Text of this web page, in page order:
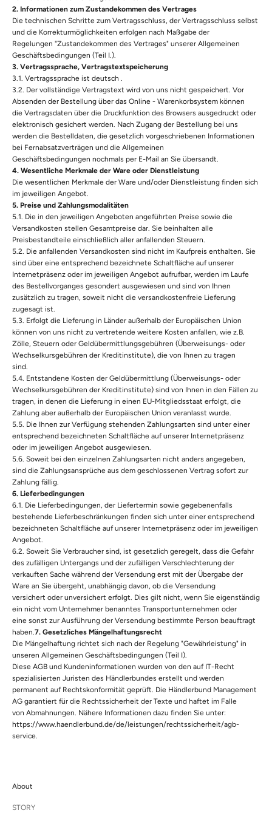
2. Informationen zum Zustandekommen des Vertrages
Die technischen Schritte zum Vertragsschluss, der Vertragsschluss selbst
und die Korrekturmöglichkeiten erfolgen nach Maßgabe der
Regelungen "Zustandekommen des Vertrages" unserer Allgemeinen
Geschäftsbedingungen (Teil I.).
3. Vertragssprache, Vertragstextspeicherung
3.1. Vertragssprache ist deutsch .
3.2. Der vollständige Vertragstext wird von uns nicht gespeichert. Vor
Absenden der Bestellung über das Online - Warenkorbsystem können
die Vertragsdaten über die Druckfunktion des Browsers ausgedruckt oder
elektronisch gesichert werden. Nach Zugang der Bestellung bei uns
werden die Bestelldaten, die gesetzlich vorgeschriebenen Informationen
bei Fernabsatzverträgen und die Allgemeinen
Geschäftsbedingungen nochmals per E-Mail an Sie übersandt.
4. Wesentliche Merkmale der Ware oder Dienstleistung
Die wesentlichen Merkmale der Ware und/oder Dienstleistung finden sich
im jeweiligen Angebot.
5. Preise und Zahlungsmodalitäten
5.1. Die in den jeweiligen Angeboten angeführten Preise sowie die
Versandkosten stellen Gesamtpreise dar. Sie beinhalten alle
Preisbestandteile einschließlich aller anfallenden Steuern.
5.2. Die anfallenden Versandkosten sind nicht im Kaufpreis enthalten. Sie
sind über eine entsprechend bezeichnete Schaltfläche auf unserer
Internetpräsenz oder im jeweiligen Angebot aufrufbar, werden im Laufe
des Bestellvorganges gesondert ausgewiesen und sind von Ihnen
zusätzlich zu tragen, soweit nicht die versandkostenfreie Lieferung
zugesagt ist.
5.3. Erfolgt die Lieferung in Länder außerhalb der Europäischen Union
können von uns nicht zu vertretende weitere Kosten anfallen, wie z.B.
Zölle, Steuern oder Geldübermittlungsgebühren (Überweisungs- oder
Wechselkursgebühren der Kreditinstitute), die von Ihnen zu tragen
sind.
5.4. Entstandene Kosten der Geldübermittlung (Überweisungs- oder
Wechselkursgebühren der Kreditinstitute) sind von Ihnen in den Fällen zu
tragen, in denen die Lieferung in einen EU-Mitgliedsstaat erfolgt, die
Zahlung aber außerhalb der Europäischen Union veranlasst wurde.
5.5. Die Ihnen zur Verfügung stehenden Zahlungsarten sind unter einer
entsprechend bezeichneten Schaltfläche auf unserer Internetpräsenz
oder im jeweiligen Angebot ausgewiesen.
5.6. Soweit bei den einzelnen Zahlungsarten nicht anders angegeben,
sind die Zahlungsansprüche aus dem geschlossenen Vertrag sofort zur
Zahlung fällig.
6. Lieferbedingungen
6.1. Die Lieferbedingungen, der Liefertermin sowie gegebenenfalls
bestehende Lieferbeschränkungen finden sich unter einer entsprechend
bezeichneten Schaltfläche auf unserer Internetpräsenz oder im jeweiligen
Angebot.
6.2. Soweit Sie Verbraucher sind, ist gesetzlich geregelt, dass die Gefahr
des zufälligen Untergangs und der zufälligen Verschlechterung der
verkauften Sache während der Versendung erst mit der Übergabe der
Ware an Sie übergeht, unabhängig davon, ob die Versendung
versichert oder unversichert erfolgt. Dies gilt nicht, wenn Sie eigenständig
ein nicht vom Unternehmer benanntes Transportunternehmen oder
eine sonst zur Ausführung der Versendung bestimmte Person beauftragt
haben.7. Gesetzliches Mängelhaftungsrecht
Die Mängelhaftung richtet sich nach der Regelung "Gewährleistung" in
unseren Allgemeinen Geschäftsbedingungen (Teil I).
Diese AGB und Kundeninformationen wurden von den auf IT-Recht
spezialisierten Juristen des Händlerbundes erstellt und werden
permanent auf Rechtskonformität geprüft. Die Händlerbund Management
AG garantiert für die Rechtssicherheit der Texte und haftet im Falle
von Abmahnungen. Nähere Informationen dazu finden Sie unter:
https://www.haendlerbund.de/de/leistungen/rechtssicherheit/agb-
service.
About
STORY